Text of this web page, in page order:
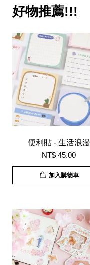
好物推薦!!!
便利貼 - 生活浪漫
NT$ 45.00
加入購物車